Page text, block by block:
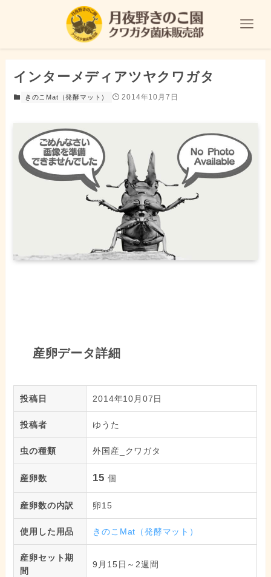
インターメディアツヤクワガタ
きのこMat（発酵マット） 2014年10月7日
産卵データ詳細
投稿日 2014年10月07日
投稿者 ゆうた
虫の種類 外国産_クワガタ
産卵数 15 個
産卵数の内訳 卵15
使用した用品 きのこMat（発酵マット）
産卵セット期
間
9月15日～2週間